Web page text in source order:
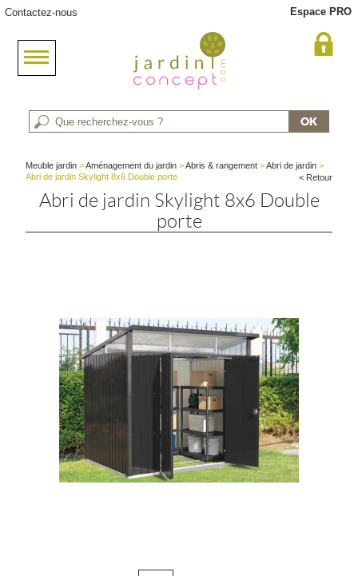
Contactez-nous Espace PRO
Meuble jardin >Aménagement du jardin >Abris & rangement >Abri de jardin >
Abri de jardin Skylight 8x6 Double porte
< Retour
Abri de jardin Skylight 8x6 Double
porte